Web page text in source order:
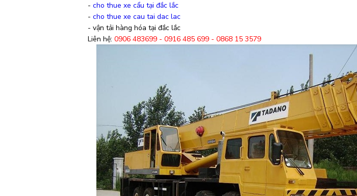
- cho thue xe cẩu tại đắc lắc
- cho thue xe cau tai dac lac
- vận tải hàng hóa tại đắc lắc
Liên hệ: 0906 483699 - 0916 485 699 - 0868 15 3579